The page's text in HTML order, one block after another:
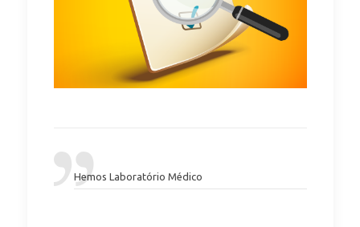
Hemos Laboratório Médico